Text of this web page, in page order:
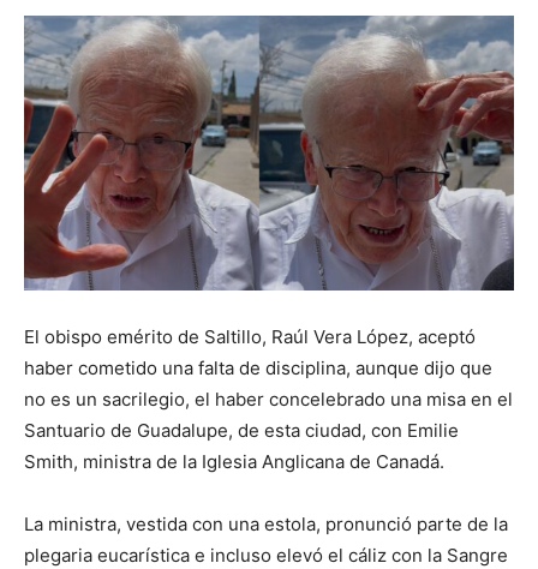
El obispo emérito de Saltillo, Raúl Vera López, aceptó
haber cometido una falta de disciplina, aunque dijo que
no es un sacrilegio, el haber concelebrado una misa en el
Santuario de Guadalupe, de esta ciudad, con Emilie
Smith, ministra de la Iglesia Anglicana de Canadá.
La ministra, vestida con una estola, pronunció parte de la
plegaria eucarística e incluso elevó el cáliz con la Sangre